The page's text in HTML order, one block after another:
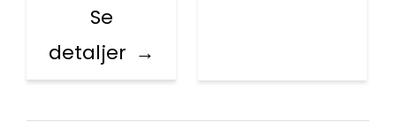
Se
detaljer